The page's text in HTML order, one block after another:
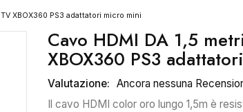
XBOX360 PS3 adattatori micro mini
Cavo HDMI DA 1,5
XBOX360 PS3
Valutazione: Ancora nessuna
Il cavo HDMI color oro lungo 1,5m è